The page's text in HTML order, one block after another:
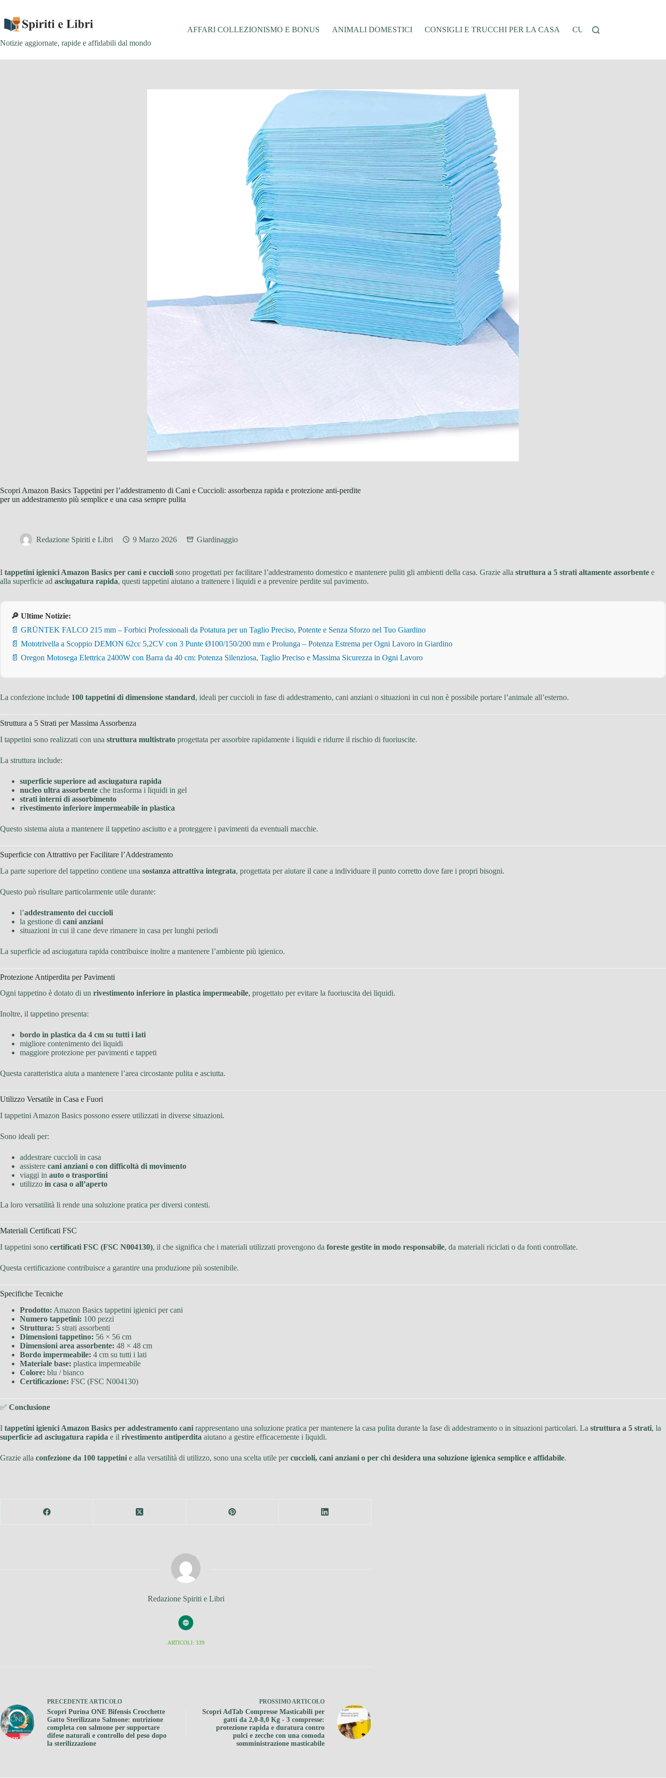
contenuto
Notizie aggiornate, rapide e affidabili dal mondo
AFFARI COLLEZIONISMO E BONUS ANIMALI DOMESTICI CONSIGLI E TRUCCHI PER LA CASA CUCINA E RICETTE
Scopri Amazon Basics Tappetini per l’addestramento di Cani e Cuccioli: assorbenza rapida e protezione anti-perdite
per un addestramento più semplice e una casa sempre pulita
Redazione Spiriti e Libri 9 Marzo 2026 Giardinaggio
I tappetini igienici Amazon Basics per cani e cuccioli sono progettati per facilitare l’addestramento domestico e mantenere puliti gli ambienti della casa. Grazie alla struttura a 5 strati altamente assorbente e
alla superficie ad asciugatura rapida, questi tappetini aiutano a trattenere i liquidi e a prevenire perdite sul pavimento.
🔎 Ultime Notizie:
📄 GRÜNTEK FALCO 215 mm – Forbici Professionali da Potatura per un Taglio Preciso, Potente e Senza Sforzo nel Tuo Giardino
📄 Mototrivella a Scoppio DEMON 62cc 5,2CV con 3 Punte Ø100/150/200 mm e Prolunga – Potenza Estrema per Ogni Lavoro in Giardino
📄 Oregon Motosega Elettrica 2400W con Barra da 40 cm: Potenza Silenziosa, Taglio Preciso e Massima Sicurezza in Ogni Lavoro
La confezione include 100 tappetini di dimensione standard, ideali per cuccioli in fase di addestramento, cani anziani o situazioni in cui non è possibile portare l’animale all’esterno.
Struttura a 5 Strati per Massima Assorbenza
I tappetini sono realizzati con una struttura multistrato progettata per assorbire rapidamente i liquidi e ridurre il rischio di fuoriuscite.
La struttura include:
superficie superiore ad asciugatura rapida
nucleo ultra assorbente che trasforma i liquidi in gel
strati interni di assorbimento
rivestimento inferiore impermeabile in plastica
Questo sistema aiuta a mantenere il tappetino asciutto e a proteggere i pavimenti da eventuali macchie.
Superficie con Attrattivo per Facilitare l’Addestramento
La parte superiore del tappetino contiene una sostanza attrattiva integrata, progettata per aiutare il cane a individuare il punto corretto dove fare i propri bisogni.
Questo può risultare particolarmente utile durante:
l’addestramento dei cuccioli
la gestione di cani anziani
situazioni in cui il cane deve rimanere in casa per lunghi periodi
La superficie ad asciugatura rapida contribuisce inoltre a mantenere l’ambiente più igienico.
Protezione Antiperdita per Pavimenti
Ogni tappetino è dotato di un rivestimento inferiore in plastica impermeabile, progettato per evitare la fuoriuscita dei liquidi.
Inoltre, il tappetino presenta:
bordo in plastica da 4 cm su tutti i lati
migliore contenimento dei liquidi
maggiore protezione per pavimenti e tappeti
Questa caratteristica aiuta a mantenere l’area circostante pulita e asciutta.
Utilizzo Versatile in Casa e Fuori
I tappetini Amazon Basics possono essere utilizzati in diverse situazioni.
Sono ideali per:
addestrare cuccioli in casa
assistere cani anziani o con difficoltà di movimento
viaggi in auto o trasportini
utilizzo in casa o all’aperto
La loro versatilità li rende una soluzione pratica per diversi contesti.
Materiali Certificati FSC
I tappetini sono certificati FSC (FSC N004130), il che significa che i materiali utilizzati provengono da foreste gestite in modo responsabile, da materiali riciclati o da fonti controllate.
Questa certificazione contribuisce a garantire una produzione più sostenibile.
Specifiche Tecniche
Prodotto: Amazon Basics tappetini igienici per cani
Numero tappetini: 100 pezzi
Struttura: 5 strati assorbenti
Dimensioni tappetino: 56 × 56 cm
Dimensioni area assorbente: 48 × 48 cm
Bordo impermeabile: 4 cm su tutti i lati
Materiale base: plastica impermeabile
Colore: blu / bianco
Certificazione: FSC (FSC N004130)
✅ Conclusione
I tappetini igienici Amazon Basics per addestramento cani rappresentano una soluzione pratica per mantenere la casa pulita durante la fase di addestramento o in situazioni particolari. La struttura a 5 strati, la
superficie ad asciugatura rapida e il rivestimento antiperdita aiutano a gestire efficacemente i liquidi.
Grazie alla confezione da 100 tappetini e alla versatilità di utilizzo, sono una scelta utile percuccioli, cani anziani o per chi desidera una soluzione igienica semplice e affidabile.
Redazione Spiriti e Libri
ARTICOLI: 339
PRECEDENTE ARTICOLO
Scopri Purina ONE Bifensis Crocchette
Gatto Sterilizzato Salmone: nutrizione
completa con salmone per supportare
difese naturali e controllo del peso dopo
la sterilizzazione
PROSSIMO ARTICOLO
Scopri AdTab Compresse Masticabili per
gatti da 2,0-8,0 Kg - 3 compresse:
protezione rapida e duratura contro
pulci e zecche con una comoda
somministrazione masticabile